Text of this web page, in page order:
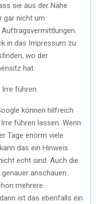
sie aus der Nähe
gar nicht um
in das Impressum zu
wo der
hat.
Irre führen
können hilfreich
führen lassen. Wenn
Tage enorm viele
das ein Hinweis
echt sind. Auch die
anschauen.
mehrere
ist das ebenfalls ein